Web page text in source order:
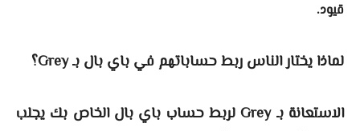
قيود.
لماذا يختار الناس ربط حساباتهم في باي بال بـ Grey؟
الاستعانة بـ Grey لربط حساب باي بال الخاص بك يجلب